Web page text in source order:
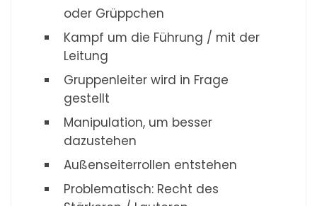
oder Grüppchen
Kampf um die Führung / mit der
Leitung
Gruppenleiter wird in Frage
gestellt
Manipulation, um besser
dazustehen
Außenseiterrollen entstehen
Problematisch: Recht des